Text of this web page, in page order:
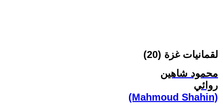
لقمانيات غزة (20)
محمود شاهين
روائي
(Mahmoud Shahin)